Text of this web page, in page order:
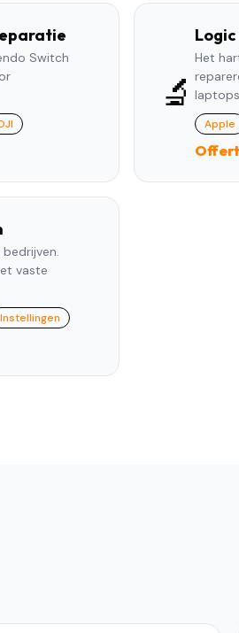
Switch
🔬
Het
Apple
vaste
Instellingen